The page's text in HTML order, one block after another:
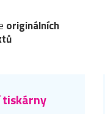
originálních